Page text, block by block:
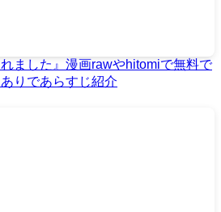
れました』漫画rawやhitomiで無料で
りであらすじ紹介